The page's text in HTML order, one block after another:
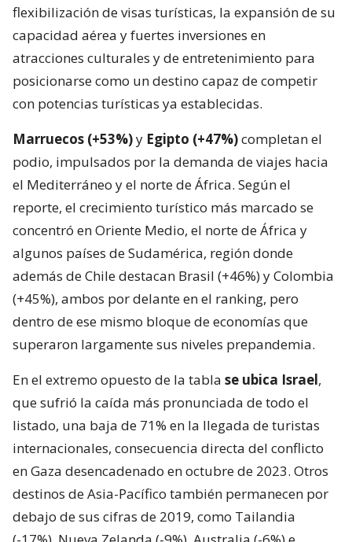
flexibilización de visas turísticas, la expansión de su
capacidad aérea y fuertes inversiones en
atracciones culturales y de entretenimiento para
posicionarse como un destino capaz de competir
con potencias turísticas ya establecidas.
Marruecos (+53%)y Egipto (+47%)completan el
podio, impulsados por la demanda de viajes hacia
el Mediterráneo y el norte de África. Según el
reporte, el crecimiento turístico más marcado se
concentró en Oriente Medio, el norte de África y
algunos países de Sudamérica, región donde
además de Chile destacan Brasil (+46%) y Colombia
(+45%), ambos por delante en el ranking, pero
dentro de ese mismo bloque de economías que
superaron largamente sus niveles prepandemia.
En el extremo opuesto de la tabla se ubica Israel,
que sufrió la caída más pronunciada de todo el
listado, una baja de 71% en la llegada de turistas
internacionales, consecuencia directa del conflicto
en Gaza desencadenado en octubre de 2023. Otros
destinos de Asia-Pacífico también permanecen por
debajo de sus cifras de 2019, como Tailandia